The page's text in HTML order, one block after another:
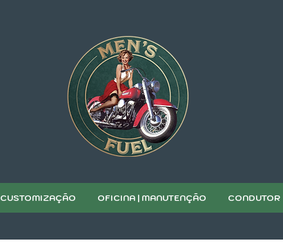
CUSTOMIZAÇÃO OFICINA | MANUTENÇÃO CONDUTOR